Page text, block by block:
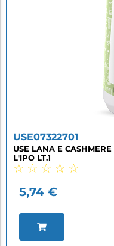
USE07322701
USE LANA E
L'IPO LT.1
☆ ☆ ☆ ☆ ☆
5,74 €